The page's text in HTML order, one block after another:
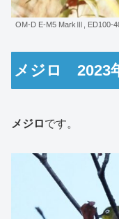
OM-D E-M5 MarkⅢ, ED100-
メジロ 2023
メジロです。